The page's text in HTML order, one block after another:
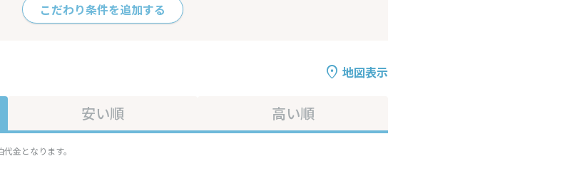
こだわり条件を追加する
地図表示
安い順 高い順
金となります。